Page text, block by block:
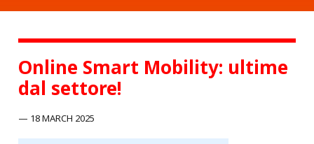
Online Smart Mobility: ultime
dal settore!
18 MARCH 2025